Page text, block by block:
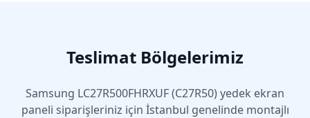
Teslimat Bölgelerimiz
Samsung LC27R500FHRXUF (C27R50) yedek ekran
paneli siparişleriniz için İstanbul genelinde montajlı